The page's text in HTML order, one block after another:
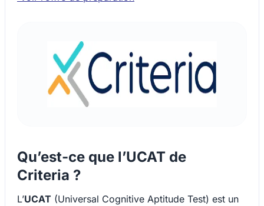
Qu’est-ce que l’UCAT de
Criteria ?
L’UCAT (Universal Cognitive Aptitude Test) est un